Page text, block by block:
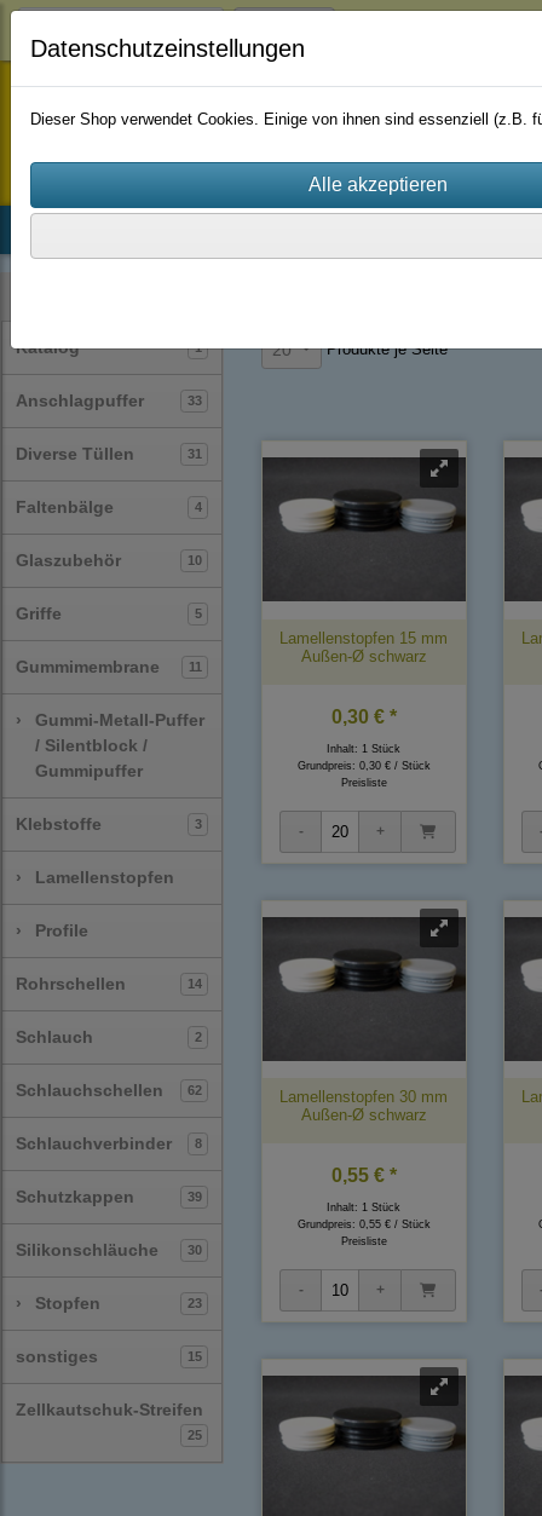
staufenbiel-berlin
Katalog 1
Anschlagpuffer 33
Diverse Tüllen 31
Faltenbälge 4
Glaszubehör 10
Griffe 5
Gummimembrane 11
›
Gummi-Metall-Puffer
/ Silentblock /
Gummipuffer
Klebstoffe 3
› Lamellenstopfen
› Profile
Rohrschellen 14
Schlauch 2
Schlauchschellen 62
Schlauchverbinder 8
Schutzkappen 39
Silikonschläuche 30
› Stopfen 23
sonstiges 15
Zellkautschuk-Streifen
25
20 Produkte je Seite
Lamellenstopfen 15 mm
Außen-Ø schwarz
0,30 € *
Inhalt: 1 Stück
Grundpreis: 0,30 € / Stück
Preisliste
Lamellenstopfen 30 mm
Außen-Ø schwarz
0,55 € *
Inhalt: 1 Stück
Grundpreis: 0,55 € / Stück
Preisliste
Datenschutzeinstellungen
Dieser Shop verwendet Cookies. Einige von ihnen sind essenziell (z.B.